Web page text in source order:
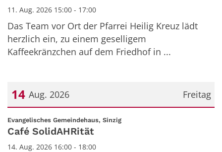
11. Aug. 2026 15:00 - 17:00
Das Team vor Ort der Pfarrei Heilig Kreuz lädt
herzlich ein, zu einem geselligem
Kaffeekränzchen auf dem Friedhof in ...
Freitag
14 Aug. 2026
Datum: 14. August 2026
Evangelisches Gemeindehaus, Sinzig:
Café SolidAHRität
14. Aug. 2026 16:00 - 18:00